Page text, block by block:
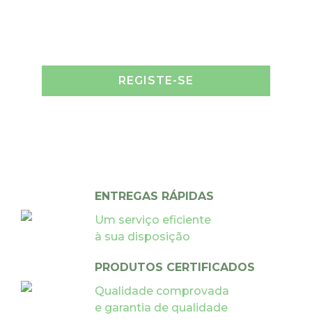
REGISTE-SE
ENTREGAS RÁPIDAS
Um serviço eficiente
à sua disposição
PRODUTOS CERTIFICADOS
Qualidade comprovada
e garantia de qualidade